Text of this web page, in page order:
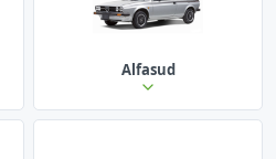
Alfasud